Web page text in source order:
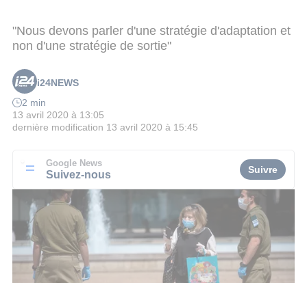
"Nous devons parler d'une stratégie d'adaptation et
non d'une stratégie de sortie"
i24NEWS
2 min
13 avril 2020 à 13:05
dernière modification 13 avril 2020 à 15:45
Google News
Suivez-nous Suivre